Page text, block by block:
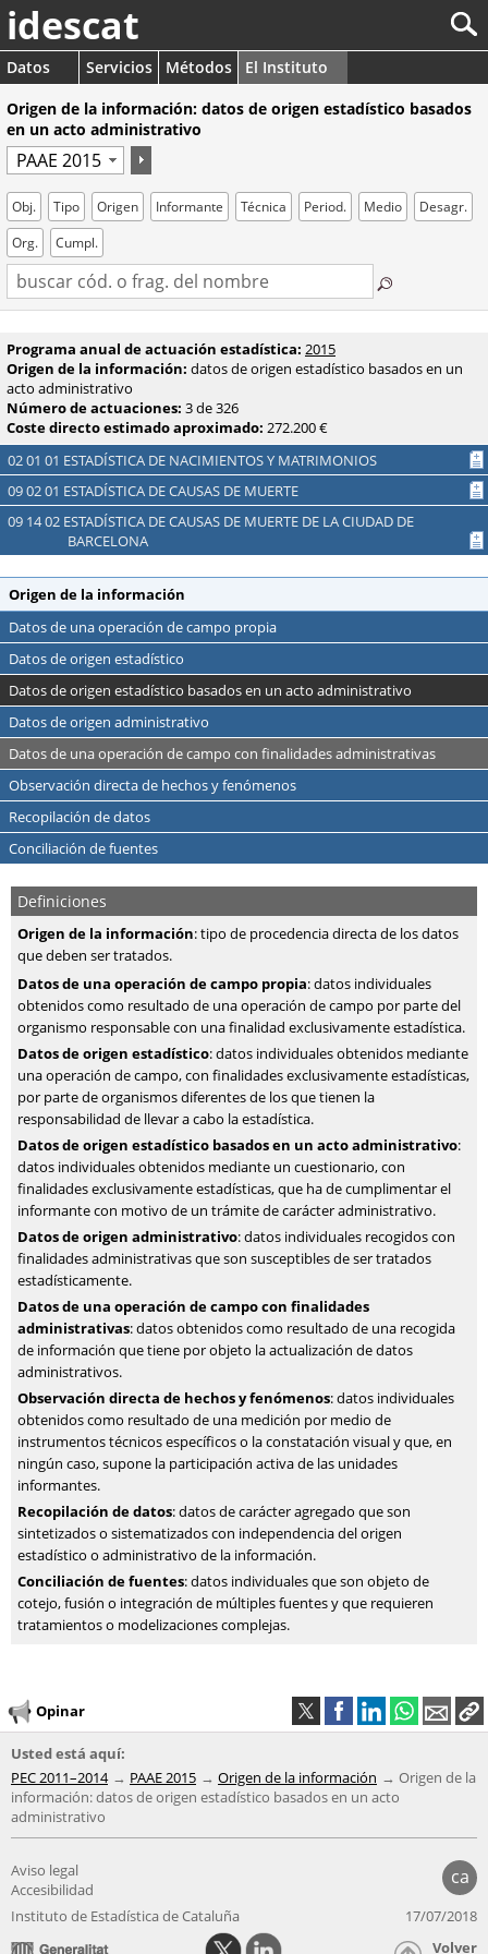
idescat
Datos Servicios Métodos
El Instituto
Origen de la información: datos de origen estadístico basados
en un acto administrativo
Obj. Tipo Origen Informante Técnica Period. Medio
Desagr.
Org.
Cumpl.
Programa anual de actuación estadística: 2015
Origen de la información: datos de origen estadístico basados en un
acto administrativo
Número de actuaciones: 3 de 326
Coste directo estimado aproximado: 272.200 €
02 01 01 ESTADÍSTICA DE NACIMIENTOS Y MATRIMONIOS
09 02 01 ESTADÍSTICA DE CAUSAS DE MUERTE
09 14 02 ESTADÍSTICA DE CAUSAS DE MUERTE DE LA CIUDAD DE
BARCELONA
Origen de la información
Datos de una operación de campo propia
Datos de origen estadístico
Datos de origen estadístico basados en un acto administrativo
Datos de origen administrativo
Datos de una operación de campo con finalidades administrativas
Observación directa de hechos y fenómenos
Recopilación de datos
Conciliación de fuentes
Definiciones
Origen de la información: tipo de procedencia directa de los datos
que deben ser tratados.
Datos de una operación de campo propia: datos individuales
obtenidos como resultado de una operación de campo por parte del
organismo responsable con una finalidad exclusivamente estadística.
Datos de origen estadístico: datos individuales obtenidos mediante
una operación de campo, con finalidades exclusivamente estadísticas,
por parte de organismos diferentes de los que tienen la
responsabilidad de llevar a cabo la estadística.
Datos de origen estadístico basados en un acto administrativo:
datos individuales obtenidos mediante un cuestionario, con
finalidades exclusivamente estadísticas, que ha de cumplimentar el
informante con motivo de un trámite de carácter administrativo.
Datos de origen administrativo: datos individuales recogidos con
finalidades administrativas que son susceptibles de ser tratados
estadísticamente.
Datos de una operación de campo con finalidades
administrativas: datos obtenidos como resultado de una recogida
de información que tiene por objeto la actualización de datos
administrativos.
Observación directa de hechos y fenómenos: datos individuales
obtenidos como resultado de una medición por medio de
instrumentos técnicos específicos o la constatación visual y que, en
ningún caso, supone la participación activa de las unidades
informantes.
Recopilación de datos: datos de carácter agregado que son
sintetizados o sistematizados con independencia del origen
estadístico o administrativo de la información.
Conciliación de fuentes: datos individuales que son objeto de
cotejo, fusión o integración de múltiples fuentes y que requieren
tratamientos o modelizaciones complejas.
Opinar
Usted está aquí:
PEC 2011–2014
PAAE 2015 Origen de la información
Origen de la
información: datos de origen estadístico basados en un acto
administrativo
ca
Aviso legal
Accesibilidad
Instituto de Estadística de Cataluña
17/07/2018
Volver